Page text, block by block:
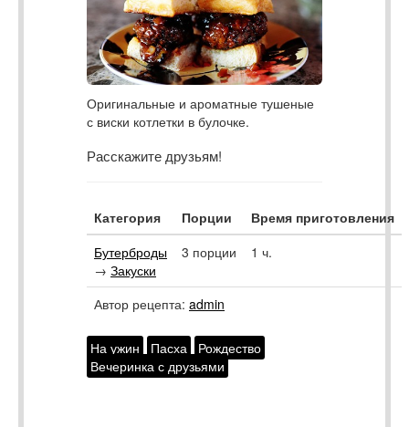
Оригинальные и ароматные тушеные
с виски котлетки в булочке.
Расскажите друзьям!
Категория Порции
Время приготовления
Бутерброды
→ Закуски
3 порции 1 ч.
Автор рецепта: admin
На ужин Пасха
Рождество
Вечеринка с друзьями